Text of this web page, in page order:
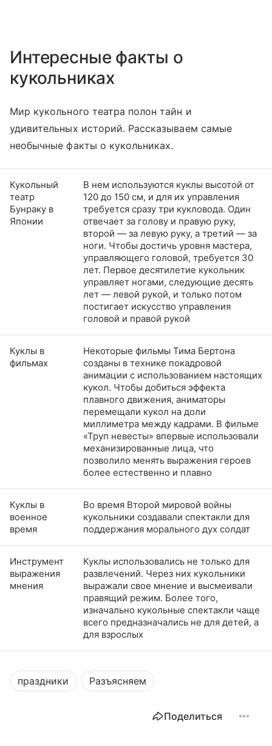
Интересные факты о
кукольниках
Мир кукольного театра полон тайн и
удивительных историй. Рассказываем самые
необычные факты о кукольниках.
Кукольный
театр
Бунраку в
Японии
В нем используются куклы высотой от
120 до 150 см, и для их управления
требуется сразу три кукловода. Один
отвечает за голову и правую руку,
второй — за левую руку, а третий — за
ноги. Чтобы достичь уровня мастера,
управляющего головой, требуется 30
лет. Первое десятилетие кукольник
управляет ногами, следующие десять
лет — левой рукой, и только потом
постигает искусство управления
головой и правой рукой
Куклы в
фильмах
Некоторые фильмы Тима Бертона
созданы в технике покадровой
анимации с использованием настоящих
кукол. Чтобы добиться эффекта
плавного движения, аниматоры
перемещали кукол на доли
миллиметра между кадрами. В фильме
«Труп невесты» впервые использовали
механизированные лица, что
позволило менять выражения героев
более естественно и плавно
Куклы в
военное
время
Во время Второй мировой войны
кукольники создавали спектакли для
поддержания морального дух солдат
Инструмент
выражения
мнения
Куклы использовались не только для
развлечений. Через них кукольники
выражали свое мнение и высмеивали
правящий режим. Более того,
изначально кукольные спектакли чаще
всего предназначались не для детей, а
для взрослых
праздники Разъясняем
Поделиться